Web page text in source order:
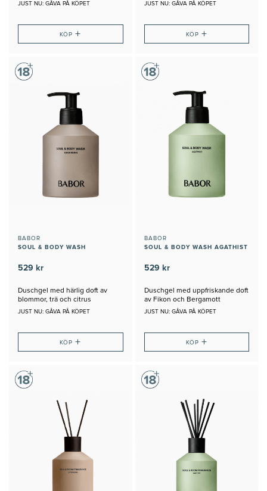
JUST NU: GÅVA PÅ KÖPET
KÖP+
JUST NU: GÅVA PÅ KÖPET
KÖP +
BABOR
SOUL & BODY WASH
529 kr
Duschgel med härlig doft av
blommor, trä och citrus
JUST NU: GÅVA PÅ KÖPET
KÖP+
BABOR
SOUL & BODY WASH AGATHIST
529 kr
Duschgel med uppfriskande doft
av Fikon och Bergamott
JUST NU: GÅVA PÅ KÖPET
KÖP +